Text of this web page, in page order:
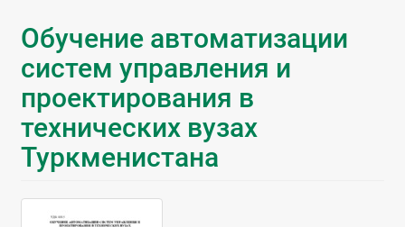
Обучение автоматизации
систем управления и
проектирования в
технических вузах
Туркменистана